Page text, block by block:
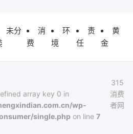
未分 消
费
环
境
责
任
黄
金
array key 0 in
wp-
single.php on line7
315
消费
者网